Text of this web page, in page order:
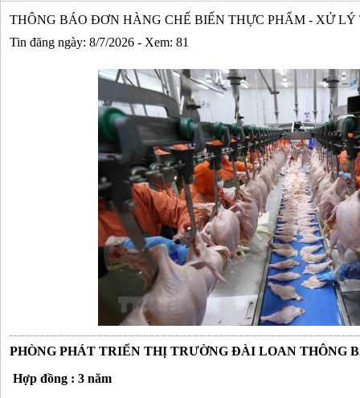
THÔNG BÁO ĐƠN HÀNG CHẾ BIẾN THỰC PHẨM - XỬ
Tin đăng ngày: 8/7/2026 - Xem: 81
PHÒNG PHÁT TRIỂN THỊ TRƯỜNG ĐÀI LOAN THÔNG
Hợp đồng : 3 năm